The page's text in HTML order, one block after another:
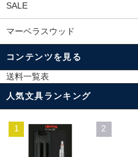
SALE
マーベラスウッド
コンテンツを見る
送料一覧表
人気文具ランキング
1 2